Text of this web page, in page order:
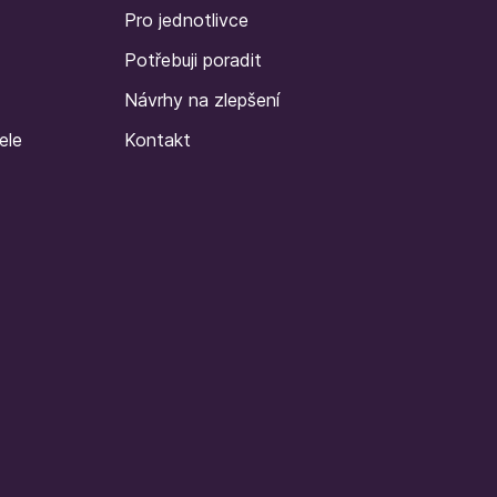
Pro jednotlivce
Potřebuji poradit
Návrhy na zlepšení
Kontakt